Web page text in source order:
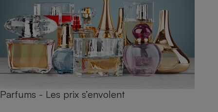
Parfums - Les prix s’envolent